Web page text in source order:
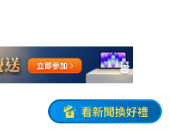
看新聞換好禮